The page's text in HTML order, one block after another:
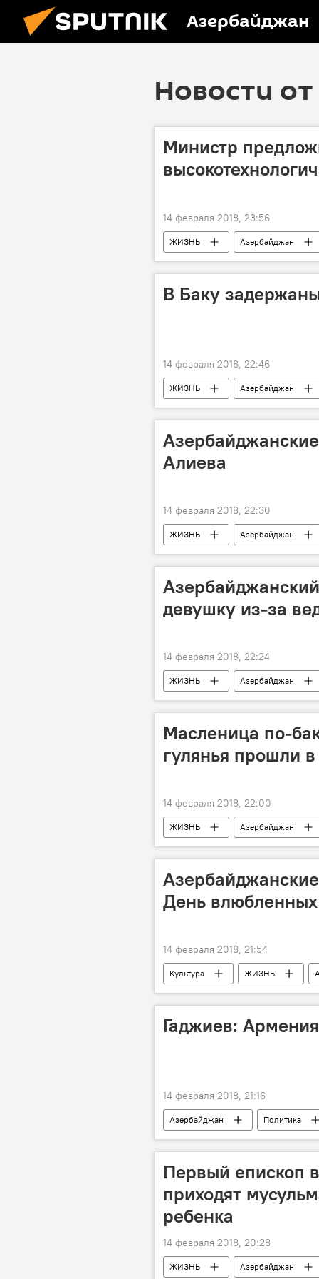
Азербайджан
Новости
Министр
14 февраля 2018, 23:56
ЖИЗНЬ Азербайджан
Германия
Министр связи и
В Баку
14 февраля 2018, 22:46
ЖИЗНЬ Азербайджан
Министерство внутренних дел АР
Алиева
14 февраля 2018, 22:30
ЖИЗНЬ Азербайджан
Теймур Буньядов
Кенуль
Выборы президента в Азербайджане
девушку из-за
14 февраля 2018, 22:24
ЖИЗНЬ Азербайджан
блогер
Розыгрыш
Масленица по-
гулянья прошли
14 февраля 2018, 22:00
ЖИЗНЬ Азербайджан
Посольство России в Азербайджане
День
14 февраля 2018, 21:54
Культура ЖИЗНЬ
Сергей Крауз
День
Гаджиев:
14 февраля 2018, 21:16
Азербайджан Политика
Глава пресс-службы МИД
Первый епископ
приходят
ребенка
14 февраля 2018, 20:28
ЖИЗНЬ Азербайджан